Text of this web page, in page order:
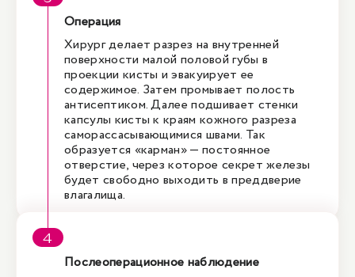
Операция
Хирург делает разрез на внутренней
поверхности малой половой губы в
проекции кисты и эвакуирует ее
содержимое. Затем промывает полость
антисептиком. Далее подшивает стенки
капсулы кисты к краям кожного разреза
саморассасывающимися швами. Так
образуется «карман» — постоянное
отверстие, через которое секрет железы
будет свободно выходить в преддверие
влагалища.
Послеоперационное наблюдение